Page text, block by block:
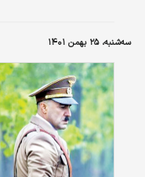
سه‌شنبه، ۲۵ بهمن ۱۴۰۱